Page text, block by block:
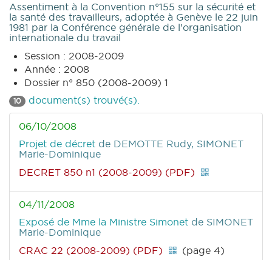
Assentiment à la Convention n°155 sur la sécurité et
la santé des travailleurs, adoptée à Genève le 22 juin
1981 par la Conférence générale de l'organisation
internationale du travail
Session : 2008-2009
Année : 2008
Dossier n° 850 (2008-2009) 1
10 document(s) trouvé(s).
06/10/2008
Projet de décret de DEMOTTE Rudy, SIMONET
Marie-Dominique
DECRET 850 n1 (2008-2009) (PDF)
04/11/2008
Exposé de Mme la Ministre Simonet de SIMONET
Marie-Dominique
CRAC 22 (2008-2009) (PDF)
(page 4)